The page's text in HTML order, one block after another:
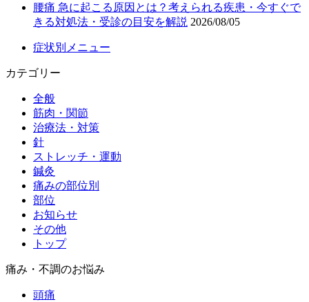
腰痛 急に起こる原因とは？考えられる疾患・今すぐで
きる対処法・受診の目安を解説 2026/08/05
症状別メニュー
カテゴリー
全般
筋肉・関節
治療法・対策
針
ストレッチ・運動
鍼灸
痛みの部位別
部位
お知らせ
その他
トップ
痛み・不調のお悩み
頭痛